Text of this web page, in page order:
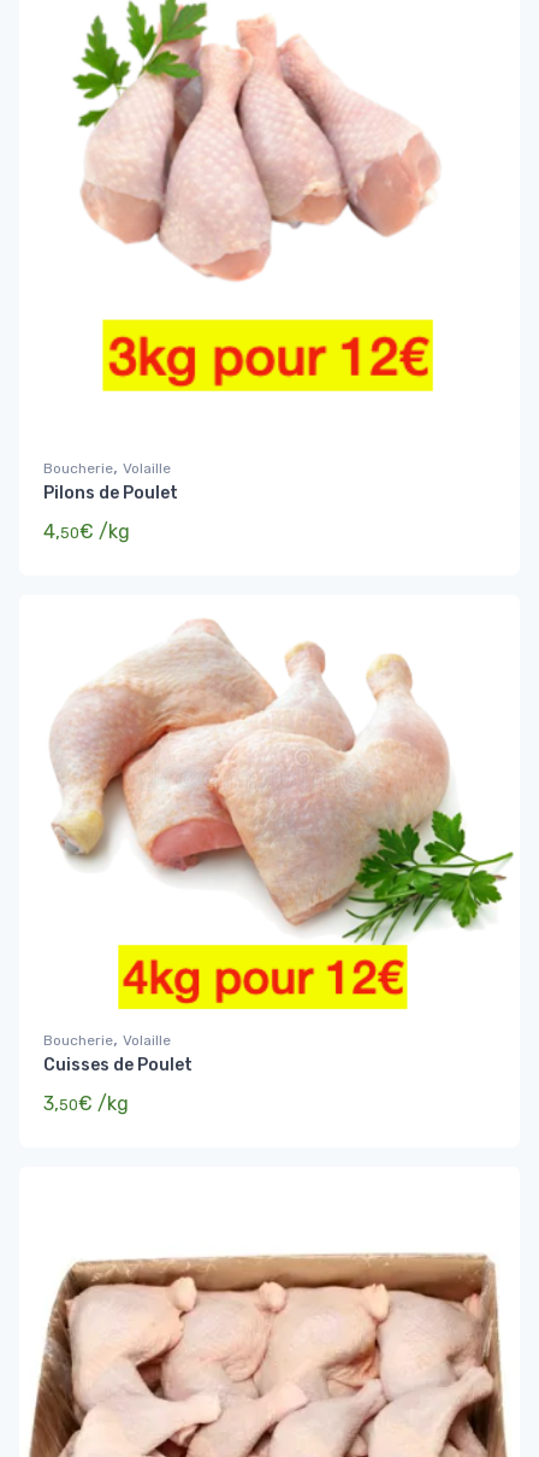
Boucherie, Volaille
Pilons de Poulet
4,50€ /kg
Boucherie, Volaille
Cuisses de Poulet
3,50€ /kg